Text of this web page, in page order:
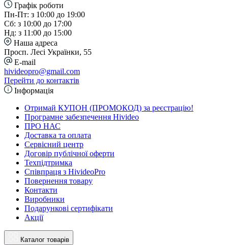
Графік роботи
Пн-Пт: з 10:00 до 19:00
Сб: з 10:00 до 17:00
Нд: з 11:00 до 15:00
Наша адреса
Просп. Лесі Українки, 55
E-mail
hivideopro@gmail.com
Перейти до контактів
Інформація
Отримай КУПОН (ПРОМОКОД) за реєстрацію!
Програмне забезпечення Hivideo
ПРО НАС
Доставка та оплата
Сервісний центр
Договір публічної оферти
Техпідтримка
Співпраця з HivideoPro
Повернення товару
Контакти
Виробники
Подарункові сертифікати
Акції
Каталог товарів